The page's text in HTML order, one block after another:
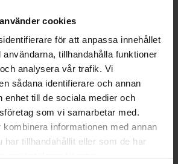
cookies
för att anpassa innehållet
tillhandahålla funktioner
analysera vår trafik. Vi
sådana identifierare och annan
enhet till de sociala medier och
som vi samarbetar med.
informationen med annan
har tillhandahållit eller som de har
DETALJER